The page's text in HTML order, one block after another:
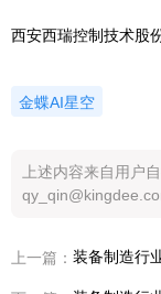
西安西瑞控制技术股
金蝶AI星空
上述内容来自用户
上一篇：